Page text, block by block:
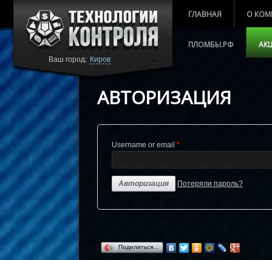
Ваш город: Киров
ГЛАВНАЯ О
ПЛОМБЫ.РФ
АВТОРИЗАЦИЯ
Username or email *
Потеряли пароль?
Поделиться…